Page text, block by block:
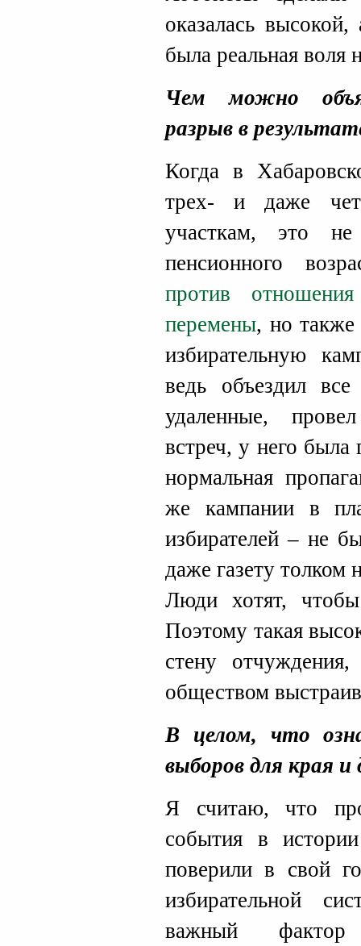
оказалась
была реальная воля
Чем можно
разрыв в
Когда в
трех- и даже
участкам, это
пенсионного
против
перемены, но
избирательную
ведь объездил
удаленные,
встреч, у него была
нормальная
же кампании в
избирателей – не
даже газету толком
Люди хотят,
Поэтому такая
стену
обществом
В целом, что
выборов для края
Я считаю, что
события в
поверили в свой
избирательной
важный фактор